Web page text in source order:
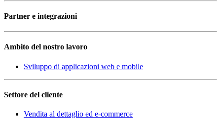
Partner e integrazioni
Ambito del nostro lavoro
Sviluppo di applicazioni web e mobile
Settore del cliente
Vendita al dettaglio ed e-commerce